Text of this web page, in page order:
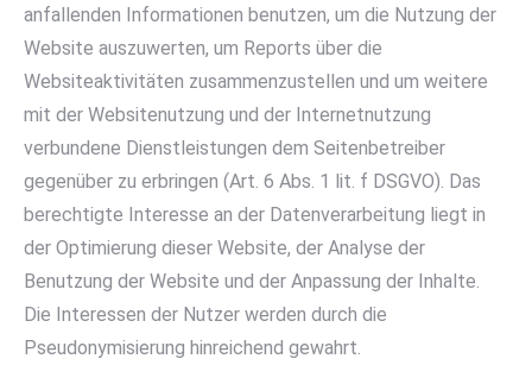
anfallenden Informationen benutzen, um die Nutzung der
Website auszuwerten, um Reports über die
Websiteaktivitäten zusammenzustellen und um weitere
mit der Websitenutzung und der Internetnutzung
verbundene Dienstleistungen dem Seitenbetreiber
gegenüber zu erbringen (Art. 6 Abs. 1 lit. f DSGVO). Das
berechtigte Interesse an der Datenverarbeitung liegt in
der Optimierung dieser Website, der Analyse der
Benutzung der Website und der Anpassung der Inhalte.
Die Interessen der Nutzer werden durch die
Pseudonymisierung hinreichend gewahrt.